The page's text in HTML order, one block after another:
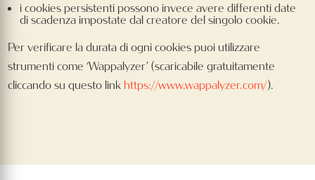
i cookies persistenti possono invece avere differenti date
di scadenza impostate dal creatore del singolo cookie.
Per verificare la durata di ogni cookies puoi utilizzare
strumenti come ‘Wappalyzer’ (scaricabile gratuitamente
cliccando su questo link https://www.wappalyzer.com/).